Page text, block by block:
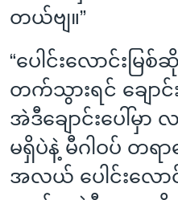
တယ်ဗျ။”
“ပေါင်းလောင်းမ
တက်သွားရင် ချောင်
အဲဒီချောင်းပေါ်မှ
မရှိပဲနဲ့ မီဂါဝပ် တရ
အလယ် ပေါင်းလေ